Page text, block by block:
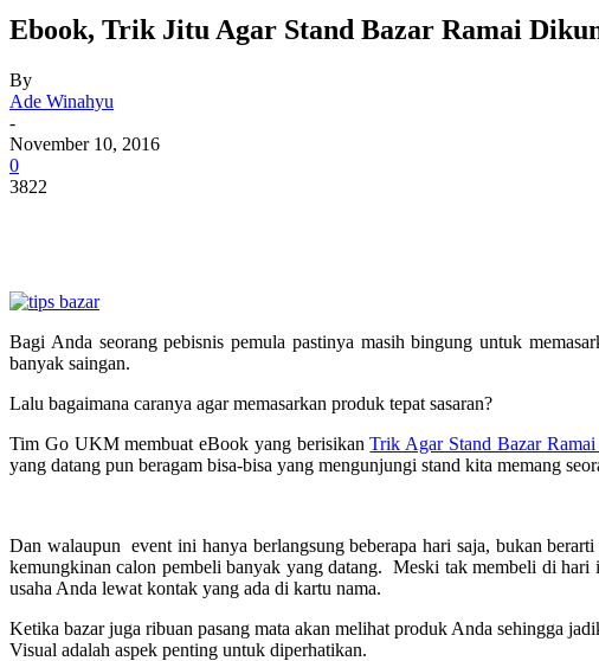
Ebook, Trik Jitu Agar Stand Bazar Ramai
By
Ade Winahyu
-
November 10, 2016
0
3822
Bagi Anda seorang pebisnis pemula pastinya masih bingung untuk
banyak saingan.
Lalu bagaimana caranya agar memasarkan produk tepat sasaran?
Tim Go UKM membuat eBook yang berisikanTrik Agar Stand Bazar
yang datang pun beragam bisa-bisa yang mengunjungi stand kita memang
Dan walaupun event ini hanya berlangsung beberapa hari saja, bukan
kemungkinan calon pembeli banyak yang datang. Meski tak membeli di hari
usaha Anda lewat kontak yang ada di kartu nama.
Ketika bazar juga ribuan pasang mata akan melihat produk Anda sehingga
Visual adalah aspek penting untuk diperhatikan.